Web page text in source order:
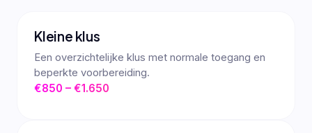
Kleine klus
Een overzichtelijke klus met normale toegang en
beperkte voorbereiding.
€850 – €1.650